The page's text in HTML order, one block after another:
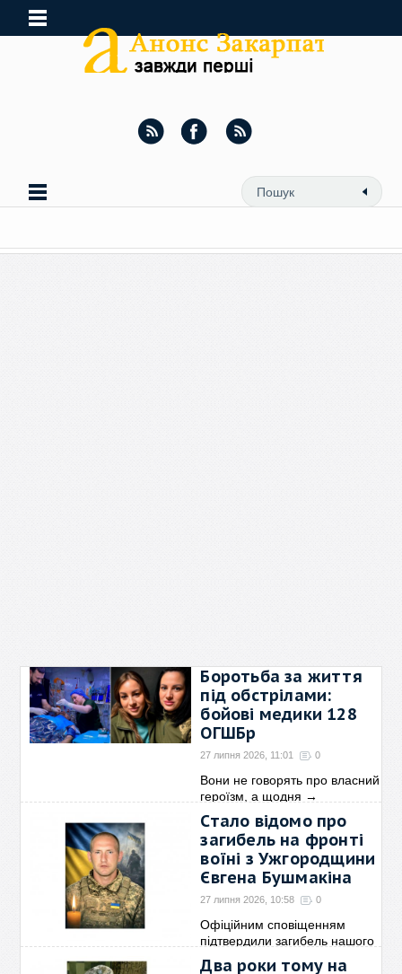
Боротьба за життя
під обстрілами:
бойові медики 128
ОГШБр
27 липня 2026, 11:01 0
Вони не говорять про власний
героїзм, а щодня →
Стало відомо про
загибель на фронті
воїні з Ужгородщини
Євгена Бушмакіна
27 липня 2026, 10:58 0
Офіційним сповіщенням
підтвердили загибель нашого
→
Два роки тому на